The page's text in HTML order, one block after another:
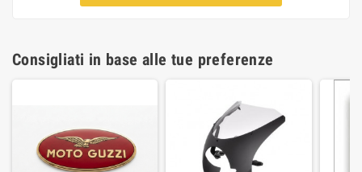
Consigliati in base alle tue preferenze